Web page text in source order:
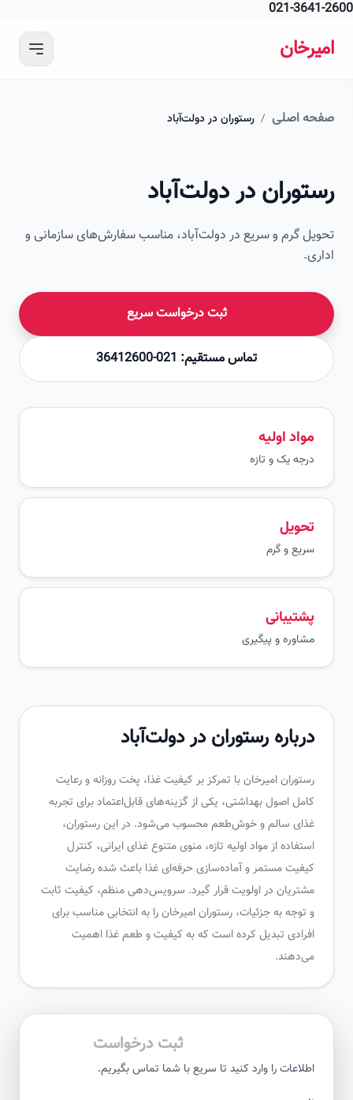
021-
اصلی / رستوران در دولت‌آباد
در دولت‌آباد
گرم و سریع در دولت‌آباد، مناسب سفارش‌های سازمانی و
ثبت درخواست سریع
تماس مستقیم: 021-36412600
مواد اولیه
درجه یک و تازه
سریع و گرم
پشتیبانی
مشاوره و پیگیری
تصویر این صفحه به زودی اضافه می‌شود
درباره رستوران در دولت‌آباد
رستوران امیرخان با تمرکز بر کیفیت غذا، پخت روزانه و رعایت
کامل اصول بهداشتی، یکی از گزینه‌های قابل‌اعتماد برای تجربه
غذای سالم و خوش‌طعم محسوب می‌شود. در این رستوران،
استفاده از مواد اولیه تازه، منوی متنوع غذای ایرانی، کنترل
کیفیت مستمر و آماده‌سازی حرفه‌ای غذا باعث شده رضایت
مشتریان در اولویت قرار گیرد. سرویس‌دهی منظم، کیفیت ثابت
و توجه به جزئیات، رستوران امیرخان را به انتخابی مناسب برای
افرادی تبدیل کرده است که به کیفیت و طعم غذا اهمیت
می‌دهند.
ثبت درخواست
اطلاعات را وارد کنید تا سریع با شما تماس بگیریم.